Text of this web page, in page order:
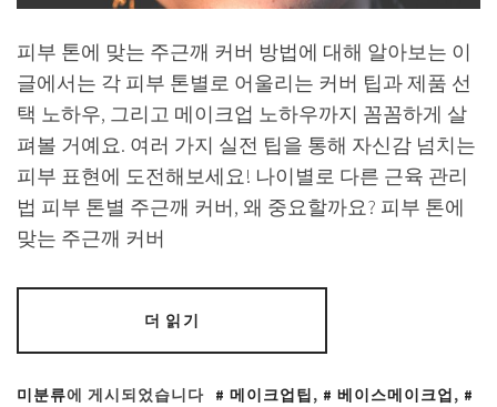
피부 톤에 맞는 주근깨 커버 방법에 대해 알아보는 이
글에서는 각 피부 톤별로 어울리는 커버 팁과 제품 선
택 노하우, 그리고 메이크업 노하우까지 꼼꼼하게 살
펴볼 거예요. 여러 가지 실전 팁을 통해 자신감 넘치는
피부 표현에 도전해보세요! 나이별로 다른 근육 관리
법 피부 톤별 주근깨 커버, 왜 중요할까요? 피부 톤에
맞는 주근깨 커버
더 읽기
미분류에 게시되었습니다 메이크업팁, 베이스메이크업,